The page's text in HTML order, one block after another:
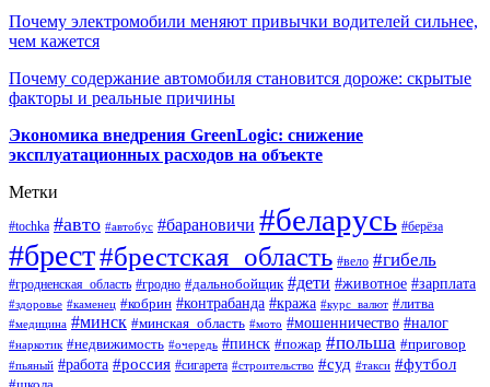
Почему электромобили меняют привычки водителей сильнее,
чем кажется
Почему содержание автомобиля становится дороже: скрытые
факторы и реальные причины
Экономика внедрения GreenLogic: снижение
эксплуатационных расходов на объекте
Метки
#tochka #авто #автобус #барановичи #беларусь #берёза
#брест#брестская_область #вело #гибель
#гродненская_область #гродно #дальнобойщик #дети #животное #зарплата
#здоровье #каменец #кобрин #контрабанда #кража #курс_валют #литва
#медицина #минск #минская_область #мото #мошенничество #налог
#наркотик #недвижимость #очередь #пинск #пожар #польша #приговор
#пьяный #работа #россия #сигарета #строительство #суд #такси #футбол